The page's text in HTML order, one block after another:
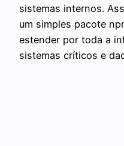
sistemas internos.
um simples pacote
estender por toda a
sistemas críticos e